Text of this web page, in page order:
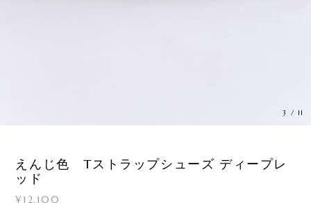
4 / 11
えんじ色 Tストラップシューズ ディープレ
ッド
¥12,100